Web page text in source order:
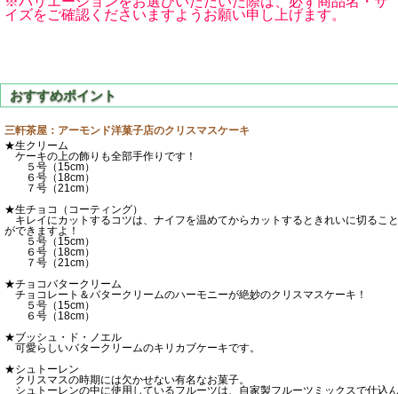
イズをご確認くださいますようお願い申し上げます。
三軒茶屋：アーモンド洋菓子店のクリスマスケーキ
★生クリーム
ケーキの上の飾りも全部手作りです！
５号（15cm）
６号（18cm）
７号（21cm）
★生チョコ（コーティング）
キレイにカットするコツは、ナイフを温めてからカットするときれいに切ること
ができますよ！
５号（15cm）
６号（18cm）
７号（21cm）
★チョコバタークリーム
チョコレート＆バタークリームのハーモニーが絶妙のクリスマスケーキ！
５号（15cm）
６号（18cm）
★ブッシュ・ド・ノエル
可愛らしいバタークリームのキリカブケーキです。
★シュトーレン
クリスマスの時期には欠かせない有名なお菓子。
シュトーレンの中に使用しているフルーツは、自家製フルーツミックスで仕込ん